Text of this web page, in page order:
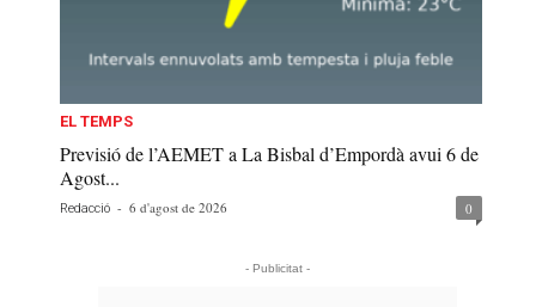
EL TEMPS
Previsió de l’AEMET a La Bisbal d’Empordà avui 6 de
Agost...
Redacció - 6 d'agost de 2026 0
- Publicitat -